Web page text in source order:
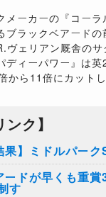
ーカーの『コーラ
ブラックベアードの
ヴェリアン厩舎の
ディーパワー』は
から11倍にカットし
ク】
果】ミドルパーク
ードが早くも重賞
す